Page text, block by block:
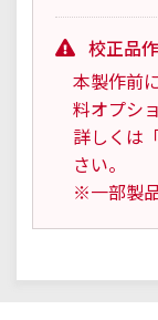
校正品
本製作前
料オプシ
詳しくは
さい。
※一部製